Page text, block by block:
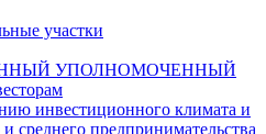
участки
УПОЛНОМОЧЕННЫЙ
инвестиционного климата и
среднего предпринимательства